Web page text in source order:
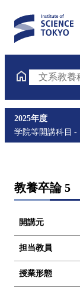
文系教養
2025年度
学院等開講科目
教養卒論 5
開講元
担当教員
授業形態